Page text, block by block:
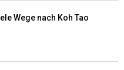
Wege nach Koh Tao